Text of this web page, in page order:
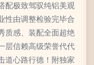
配极致驾驭纯铝美观
性由调整检验完毕合
质感、装配全面超绝
层信赖高级荣誉代代
道心路行德！附独家